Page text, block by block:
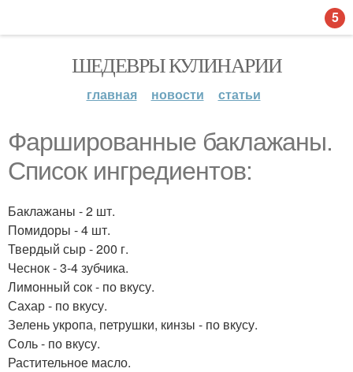
ШЕДЕВРЫ КУЛИНАРИИ
главная новости статьи
Фаршированные баклажаны.
Список ингредиентов:
Баклажаны - 2 шт.
Помидоры - 4 шт.
Твердый сыр - 200 г.
Чеснок - 3-4 зубчика.
Лимонный сок - по вкусу.
Сахар - по вкусу.
Зелень укропа, петрушки, кинзы - по вкусу.
Соль - по вкусу.
Растительное масло.
5